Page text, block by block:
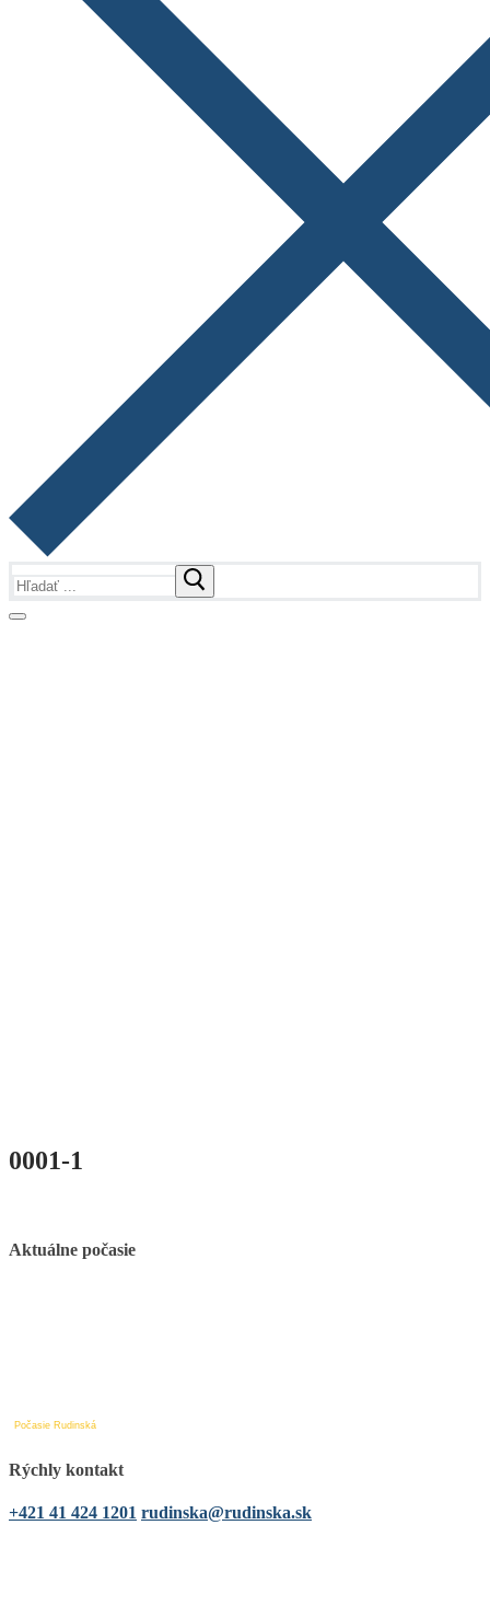
0001-1
Aktuálne počasie
Počasie Rudinská
Rýchly kontakt
+421 41 424 1201 rudinska@rudinska.sk